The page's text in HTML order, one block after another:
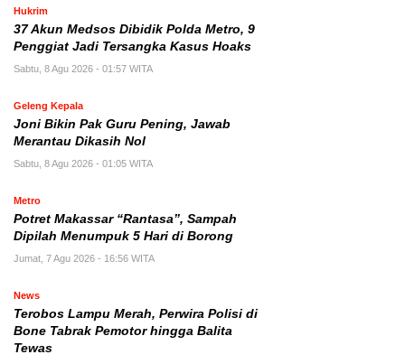
Hukrim
37 Akun Medsos Dibidik Polda Metro, 9
Penggiat Jadi Tersangka Kasus Hoaks
Sabtu, 8 Agu 2026 - 01:57 WITA
Geleng Kepala
Joni Bikin Pak Guru Pening, Jawab
Merantau Dikasih Nol
Sabtu, 8 Agu 2026 - 01:05 WITA
Metro
Potret Makassar “Rantasa”, Sampah
Dipilah Menumpuk 5 Hari di Borong
Jumat, 7 Agu 2026 - 16:56 WITA
News
Terobos Lampu Merah, Perwira Polisi di
Bone Tabrak Pemotor hingga Balita
Tewas